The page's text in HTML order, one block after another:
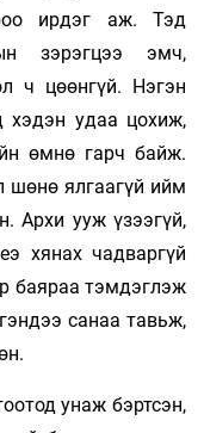
ирдэг аж. Тэд
зэрэгцээ эмч,
ч цөөнгүй. Нэгэн
хэдэн удаа цохиж,
өмнө гарч байж.
шөнө ялгаагүй ийм
Архи ууж үзээгүй,
хянах чадваргүй
баяраа тэмдэглэж
санаа тавьж,
унаж бэртсэн,